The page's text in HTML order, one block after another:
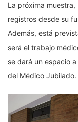
La próxima
registros desde su
Además, está
será el trabajo
se dará un espacio
del Médico Jubilado.